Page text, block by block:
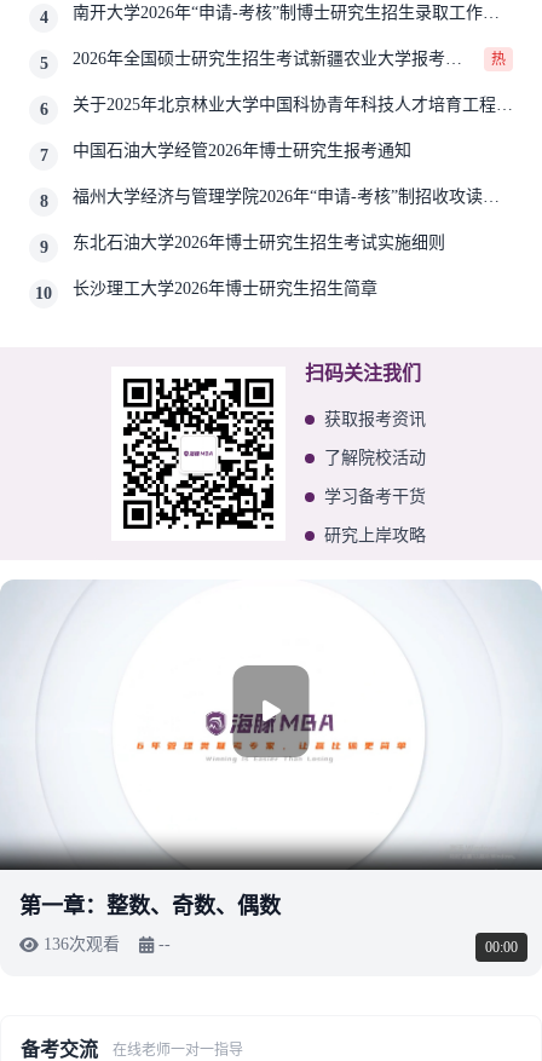
4
南开大学2026年“申请-考核”制博士研究生招生录取工作实
5
2026年全国硕士研究生招生考试新疆农业大学报考点
热
6
关于2025年北京林业大学中国科协青年科技人才培育工程博
7
中国石油大学经管2026年博士研究生报考通知
8
福州大学经济与管理学院2026年“申请-考核”制招收攻读博
9
东北石油大学2026年博士研究生招生考试实施细则
10 长沙理工大学2026年博士研究生招生简章
扫码关注我们
获取报考资讯
了解院校活动
学习备考干货
研究上岸攻略
00:00
第一章：整数、奇数、偶数
136次观看 --
备考交流 在线老师一对一指导